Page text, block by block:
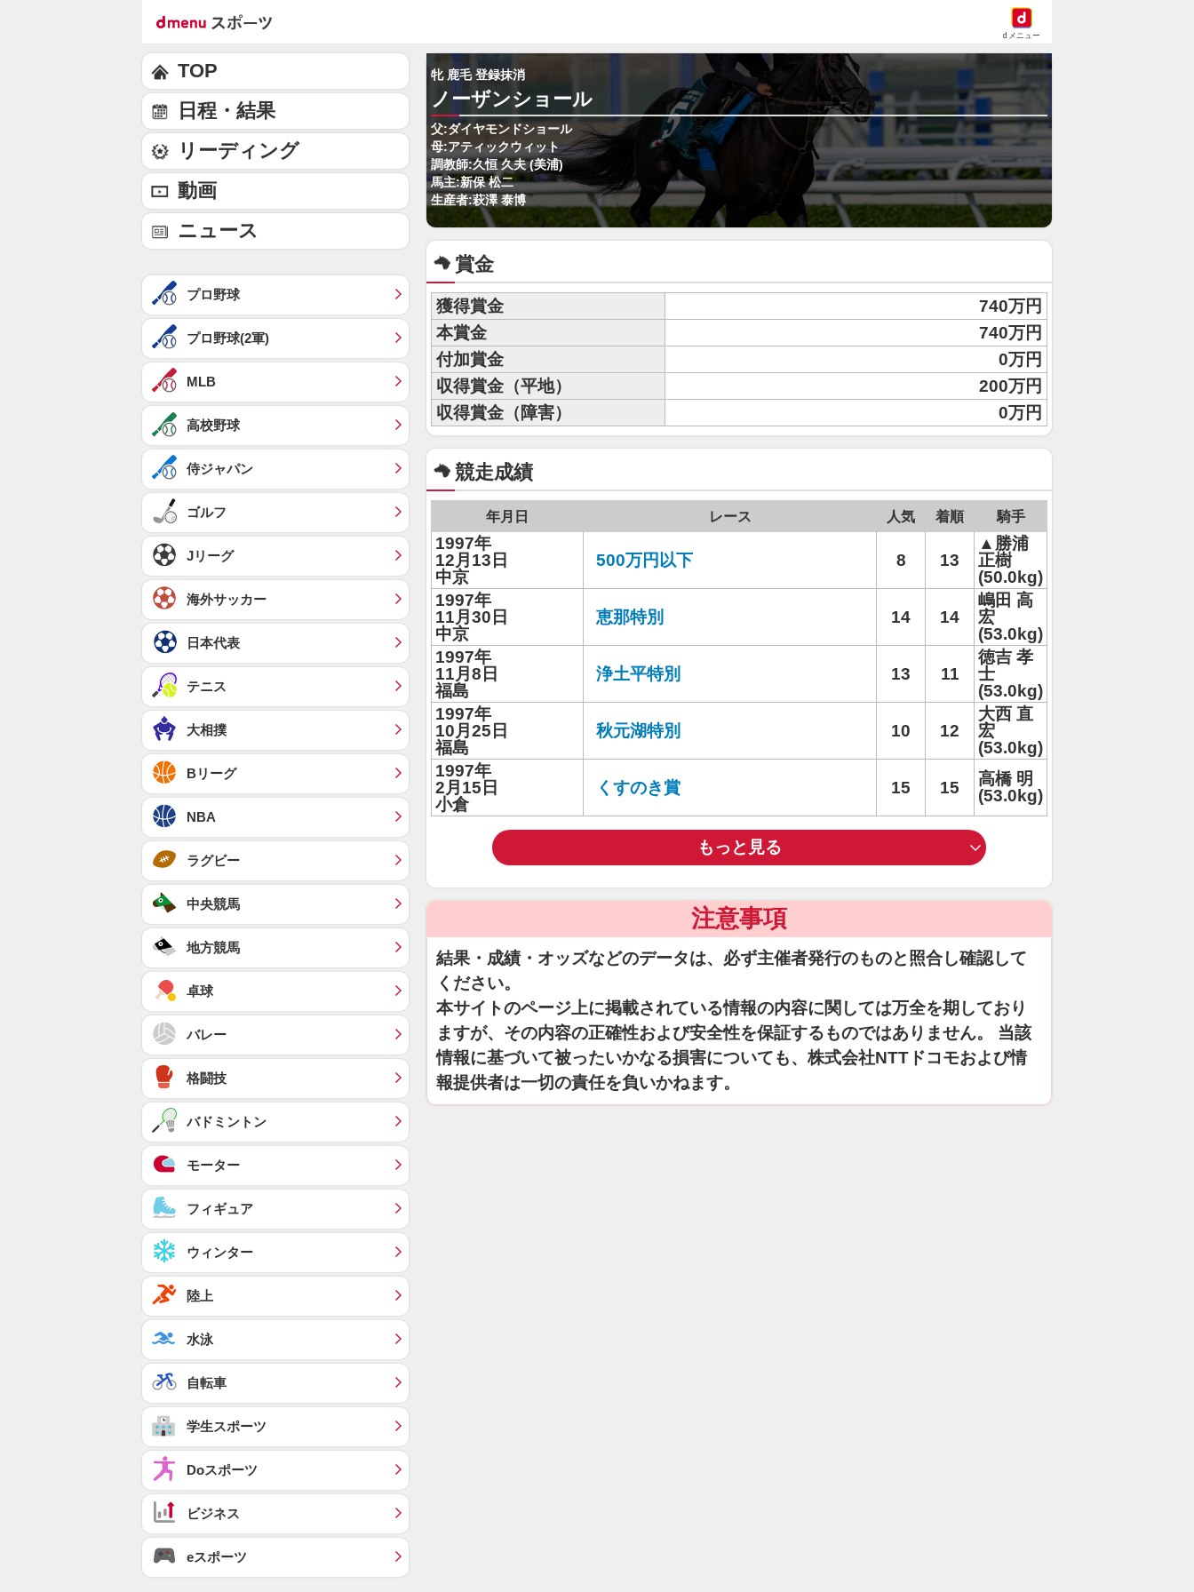
dメニュー
牝 鹿毛 登録抹消
ノーザンショール
父:ダイヤモンドショール
母:アティックウィット
調教師:久恒 久夫 (美浦)
馬主:新保 松二
生産者:萩澤 泰博
賞金
獲得賞金
740万円
本賞金
740万円
付加賞金
0万円
収得賞金（平地）
200万円
収得賞金（障害）
0万円
競走成績
年月日 レース 人気 着順 騎手
1997年
12月13日
中京
500万円以下 8 13
▲勝浦
正樹
(50.0kg)
1997年
11月30日
中京
恵那特別 14 14
嶋田 高
宏
(53.0kg)
1997年
11月8日
福島
浄土平特別 13 11
徳吉 孝
士
(53.0kg)
1997年
10月25日
福島
秋元湖特別 10 12
大西 直
宏
(53.0kg)
1997年
2月15日
小倉
くすのき賞 15 15
高橋 明
(53.0kg)
もっと見る
注意事項
結果・成績・オッズなどのデータは、必ず主催者発行のものと照合し確認して
ください。
本サイトのページ上に掲載されている情報の内容に関しては万全を期しており
ますが、その内容の正確性および安全性を保証するものではありません。 当該
情報に基づいて被ったいかなる損害についても、株式会社NTTドコモおよび情
報提供者は一切の責任を負いかねます。
TOP
日程・結果
リーディング
動画
ニュース
プロ野球
プロ野球(2軍)
MLB
高校野球
侍ジャパン
ゴルフ
Jリーグ
海外サッカー
日本代表
テニス
大相撲
Bリーグ
NBA
ラグビー
中央競馬
地方競馬
卓球
バレー
格闘技
バドミントン
モーター
フィギュア
ウィンター
陸上
水泳
自転車
学生スポーツ
Doスポーツ
ビジネス
eスポーツ